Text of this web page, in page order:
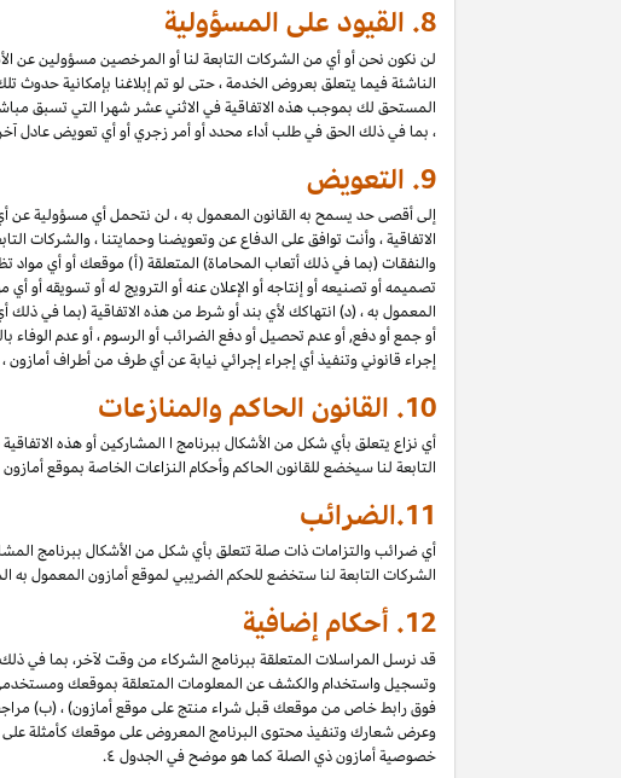
8. القيود على المسؤولية
لن نكون نحن أو أي من الشركات التابعة لنا أو المرخصين مسؤولين عن
الناشئة فيما يتعلق بعروض الخدمة ، حتى لو تم إبلاغنا بإمكانية حدوث
المستحق لك بموجب هذه الاتفاقية في الاثني عشر شهرا التي تسبق
، بما في ذلك الحق في طلب أداء محدد أو أمر زجري أو أي تعويض عادل
9. التعويض
إلى أقصى حد يسمح به القانون المعمول به ، لن نتحمل أي مسؤولية
الاتفاقية ، وأنت توافق على الدفاع عن وتعويضنا وحمايتنا ، والشركات
والنفقات (بما في ذلك أتعاب المحاماة) المتعلقة (أ) موقعك أو أي
تصميمه أو تصنيعه أو إنتاجه أو الإعلان عنه أو الترويج له أو تسويقه
المعمول به ، (د) انتهاكك لأي بند أو شرط من هذه الاتفاقية (بما في
أو جمع أو دفع, أو عدم تحصيل أو دفع الضرائب أو الرسوم ، أو عدم
إجراء قانوني وتنفيذ أي إجراء إجرائي نيابة عن أي طرف من أطراف
10. القانون الحاكم والمنازعات
أي نزاع يتعلق بأي شكل من الأشكال ببرنامج ا المشاركين أو هذه
التابعة لنا سيخضع للقانون الحاكم وأحكام النزاعات الخاصة بموقع
11. الضرائب
أي ضرائب والتزامات ذات صلة تتعلق بأي شكل من الأشكال ببرنامج
الشركات التابعة لنا ستخضع للحكم الضريبي لموقع أمازون المعمول به
12. أحكام إضافية
قد نرسل المراسلات المتعلقة ببرنامج الشركاء من وقت لآخر، بما في
وتسجيل واستخدام والكشف عن المعلومات المتعلقة بموقعك
فوق رابط خاص من موقعك قبل شراء منتج على موقع أمازون) ، (ب) مراجعة
وعرض شعارك وتنفيذ محتوى البرنامج المعروض على موقعك كأمثلة على
خصوصية أمازون ذي الصلة كما هو موضح في الجدول ٤.